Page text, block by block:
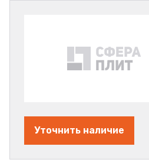
Уточнить наличие